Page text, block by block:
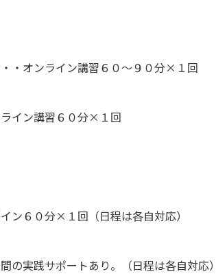
・オンライン講習６０～９０分×１回
イン講習６０分×１回
ン６０分×１回（日程は各自対応）
実践サポートあり。（日程は各自対応）